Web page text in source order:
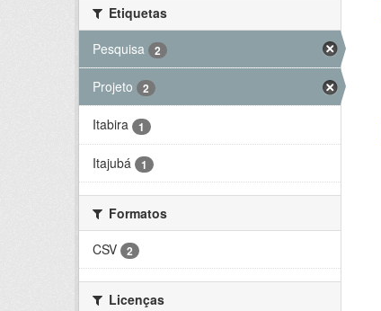
Etiquetas
Pesquisa
2
Projeto 2
Itabira 1
Itajubá 1
Formatos
CSV
2
Licenças